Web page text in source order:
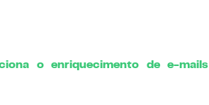
o enriquecimento de e-mails